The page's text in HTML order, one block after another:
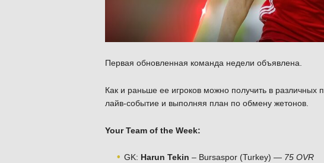
Первая обновленная команда недели объявлена.
Как и раньше ее игроков можно получить в различных
лайв-событие и выполняя план по обмену жетонов.
Your Team of the Week:
GK: Harun Tekin – Bursaspor (Turkey) — 75 OVR